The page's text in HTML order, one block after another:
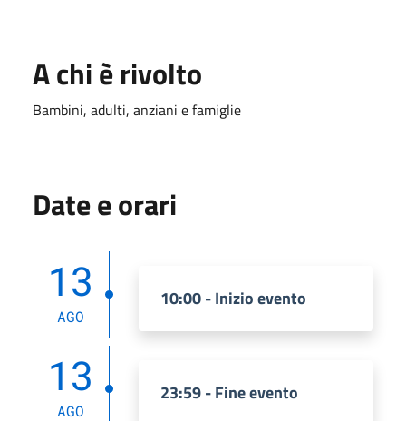
A chi è rivolto
Bambini, adulti, anziani e famiglie
Date e orari
13
AGO
10:00 - Inizio evento
13
AGO
23:59 - Fine evento